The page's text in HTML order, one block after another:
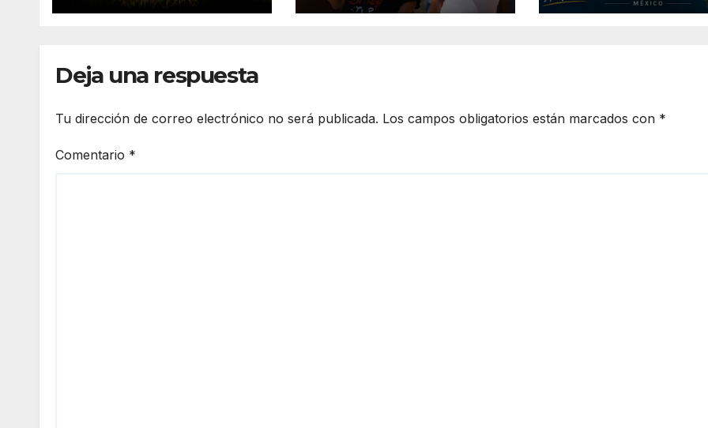
de agosto
nacional
Deja una respuesta
Tu dirección de correo electrónico no será publicada. Los campos obligatorios están marcados con *
Comentario *